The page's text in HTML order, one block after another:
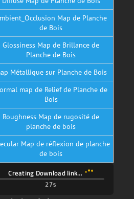
Map de Planche
de Bois
Glossiness Map de Brillance de
Planche de Bois
Métallique sur Planche de Bois
map de Relief de Planche de
Bois
Roughness Map de rugosité de
planche de bois
Map de réflexion de planche
de bois
Creating Download link…
de la texture :